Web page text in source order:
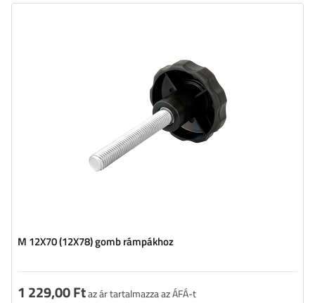
M 12X70 (12X78) gomb rámpákhoz
1 229,00 Ftaz ár tartalmazza az ÁFÁ-t